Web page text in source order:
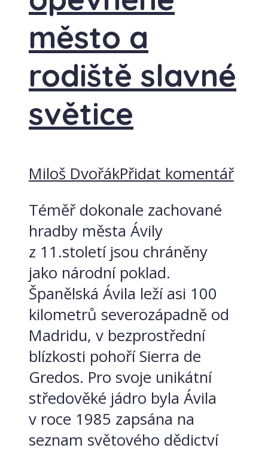
město a
rodiště slavné
světice
Miloš DvořákPřidat komentář
Téměř dokonale zachované
hradby města Ávily
z 11.století jsou chráněny
jako národní poklad.
Španělská Ávila leží asi 100
kilometrů severozápadně od
Madridu, v bezprostřední
blízkosti pohoří Sierra de
Gredos. Pro svoje unikátní
středověké jádro byla Ávila
v roce 1985 zapsána na
seznam světového dědictví